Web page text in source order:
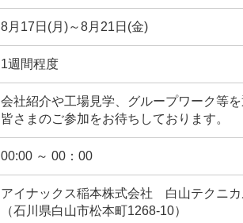
8月17日(月)～8月21日(金)
1週間程度
会社紹介や工場見学、グループワーク等
皆さまのご参加をお待ちしております。
00:00 ～ 00：00
アイナックス稲本株式会社 白山テクニカ
（石川県白山市松本町1268-10）